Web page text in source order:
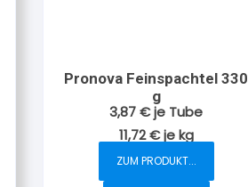
Pronova Feinspachtel 330
g
3,87€je Tube
11,72€jekg
ZUM PRODUKT...